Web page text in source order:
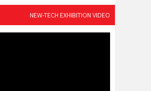
NEW-TECH EXHIBITION VIDEO